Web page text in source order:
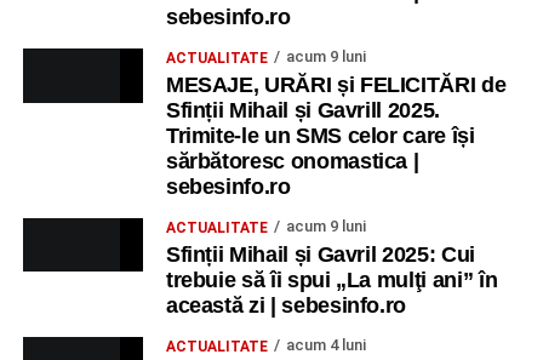
sebesinfo.ro
ACTUALITATE acum 9 luni
MESAJE, URĂRI și FELICITĂRI de
Sfinții Mihail și Gavrill 2025.
Trimite-le un SMS celor care își
sărbătoresc onomastica |
sebesinfo.ro
ACTUALITATE acum 9 luni
Sfinții Mihail și Gavril 2025: Cui
trebuie să îi spui „La mulţi ani” în
această zi | sebesinfo.ro
ACTUALITATE acum 4 luni